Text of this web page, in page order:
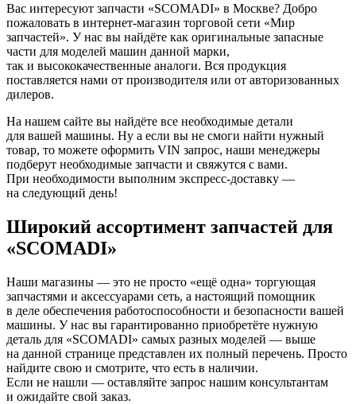
Вас интересуют запчасти «SCOMADI» в Москве? Добро
пожаловать в интернет-магазин торговой сети «Мир
запчастей». У нас вы найдёте как оригинальные запасные
части для моделей машин данной марки,
так и высококачественные аналоги. Вся продукция
поставляется нами от производителя или от авторизованных
дилеров.
На нашем сайте вы найдёте все необходимые детали
для вашей машины. Ну а если вы не смоги найти нужный
товар, то можете оформить VIN запрос, наши менеджеры
подберут необходимые запчасти и свяжутся с вами.
При необходимости выполним экспресс-доставку —
на следующий день!
Широкий ассортимент запчастей для
«SCOMADI»
Наши магазины — это не просто «ещё одна» торгующая
запчастями и аксессуарами сеть, а настоящий помощник
в деле обеспечения работоспособности и безопасности вашей
машины. У нас вы гарантированно приобретёте нужную
деталь для «SCOMADI» самых разных моделей — выше
на данной странице представлен их полный перечень. Просто
найдите свою и смотрите, что есть в наличии.
Если не нашли — оставляйте запрос нашим консультантам
и ожидайте свой заказ.